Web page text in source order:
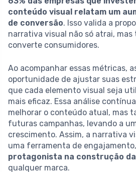
conteúdo visual relatam um
de conversão. Isso valida a
narrativa visual não só atrai, mas
converte consumidores.
Ao acompanhar essas métricas,
oportunidade de ajustar suas
que cada elemento visual seja
mais eficaz. Essa análise
melhorar o conteúdo atual, mas
futuras campanhas, levando a
crescimento. Assim, a narrativa
uma ferramenta de
protagonista na construção
qualquer marca.